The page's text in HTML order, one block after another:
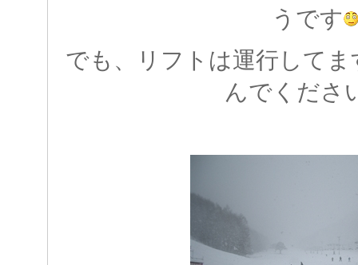
うです
でも、リフトは運行して
んでくださ